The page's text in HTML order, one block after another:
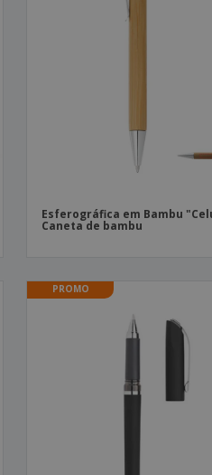
Esferográfica em Bambu
Caneta de bambu
PROMO